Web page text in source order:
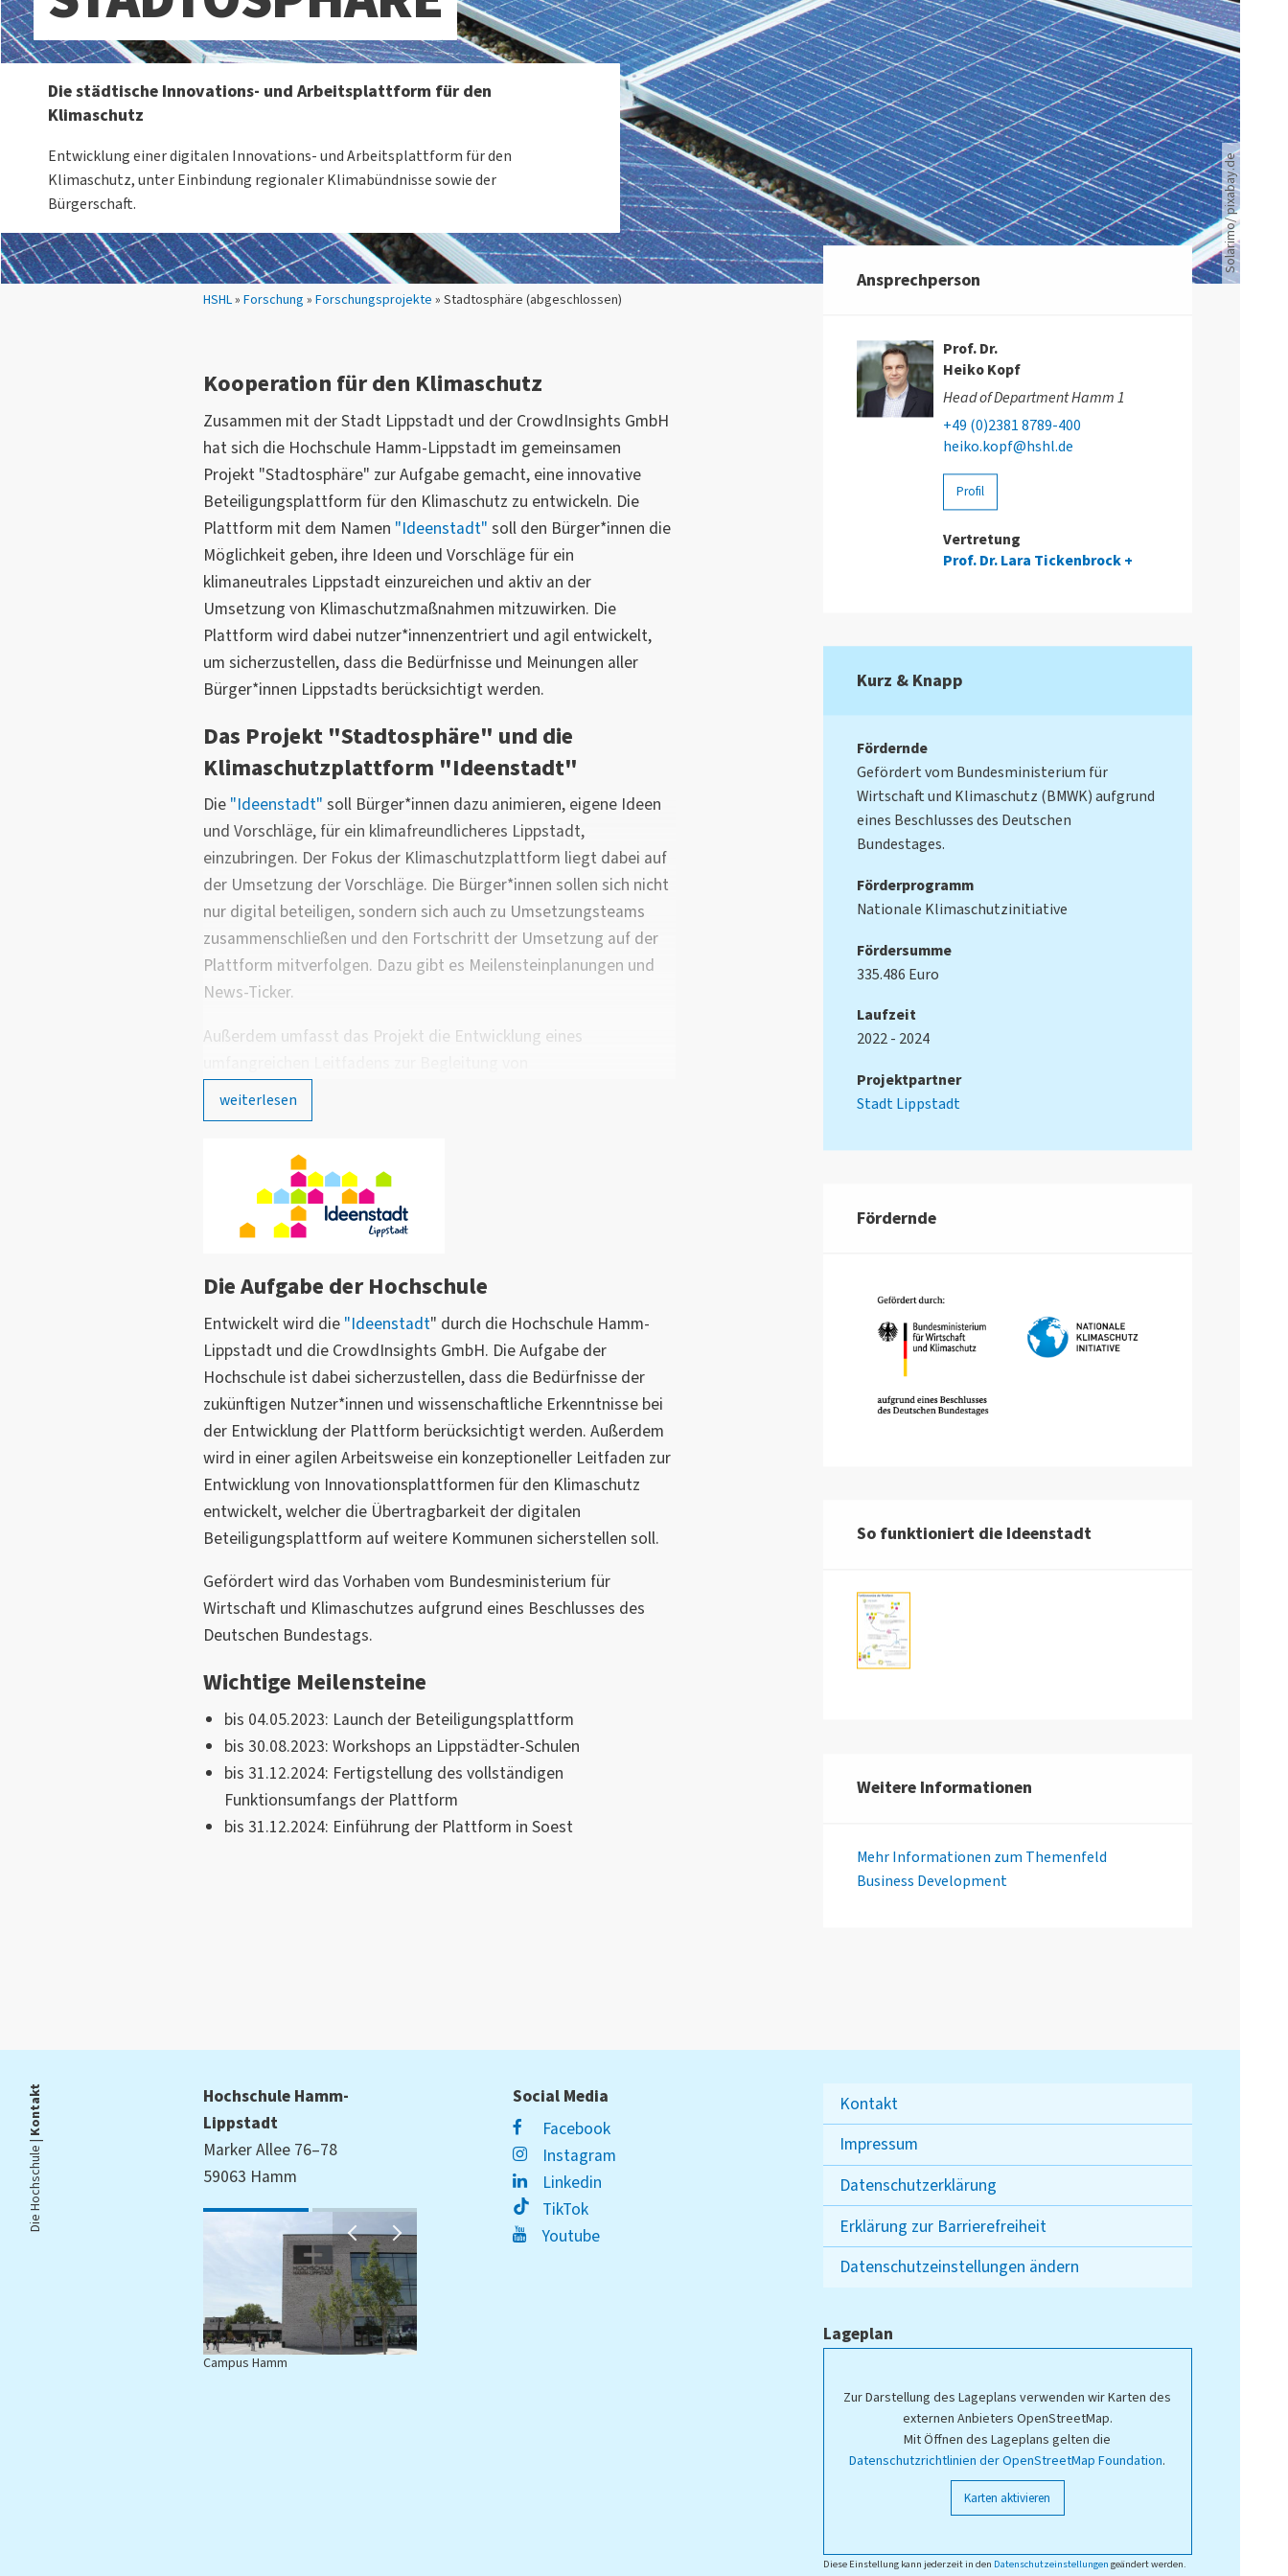
Sie sind hier:
HSHL» Forschung » Forschungsprojekte » Stadtosphäre (abgeschlossen)
Solarzellen
Solarimo/ pixabay.de
Die städtische Innovations- und Arbeitsplattform für den
Klimaschutz
Entwicklung einer digitalen Innovations- und Arbeitsplattform für den
Klimaschutz, unter Einbindung regionaler Klimabündnisse sowie der
Bürgerschaft.
Kooperation für den Klimaschutz
Zusammen mit der Stadt Lippstadt und der CrowdInsights GmbH
hat sich die Hochschule Hamm-Lippstadt im gemeinsamen
Projekt "Stadtosphäre" zur Aufgabe gemacht, eine innovative
Beteiligungsplattform für den Klimaschutz zu entwickeln. Die
Plattform mit dem Namen "Ideenstadt" soll den Bürger*innen die
Möglichkeit geben, ihre Ideen und Vorschläge für ein
klimaneutrales Lippstadt einzureichen und aktiv an der
Umsetzung von Klimaschutzmaßnahmen mitzuwirken. Die
Plattform wird dabei nutzer*innenzentriert und agil entwickelt,
um sicherzustellen, dass die Bedürfnisse und Meinungen aller
Bürger*innen Lippstadts berücksichtigt werden.
Das Projekt "Stadtosphäre" und die
Klimaschutzplattform "Ideenstadt"
Die "Ideenstadt" soll Bürger*innen dazu animieren, eigene Ideen
und Vorschläge, für ein klimafreundlicheres Lippstadt,
einzubringen. Der Fokus der Klimaschutzplattform liegt dabei auf
der Umsetzung der Vorschläge. Die Bürger*innen sollen sich nicht
nur digital beteiligen, sondern sich auch zu Umsetzungsteams
zusammenschließen und den Fortschritt der Umsetzung auf der
Plattform mitverfolgen. Dazu gibt es Meilensteinplanungen und
News-Ticker.
Außerdem umfasst das Projekt die Entwicklung eines
Klimaschutzprojekten. Dieser enthält Vorlagen zu deren
Konzeptionierung sowie einen Methodenbaukasten für Workshops
dieser Maßnahmen. Darüber hinaus wird das Team kritische
Stellen und Prozesse innerhalb der Lippstädter Politik und
Verwaltung identifizieren, um eine erfolgreiche Umsetzung der
Der Open Innovation-Ansatz von Henry William Chesbrough bietet
die Möglichkeit, Bürger*innen in den Innovationsprozess einer
Kommune einzubinden. Indem die"Ideenstadt"auf den Open
Innovation-Ansatz und das Crowdsourcing zurückgreift,
ermöglicht sie es den Bürger*innen, aktiv an den
Innovationsprozessen ihrer Stadt teilzunehmen und ihre Ideen
und Meinungen einzubringen.
Durch die Öffnung der Innovationsprozesse für Außenstehende
und die Einbindung der kollektiven Intelligenz der Bürger*innen
soll die Plattform dazu beitragen, die Innovationsprozesse
innerhalb der Kommune zu verbessern und somit den steigenden
Innovationsdruck, der unter anderem durch das Ziel der
Klimaneutralität ausgeübt wird, zu bewältigen.
Zusätzlich soll die Plattform dazu beitragen, dass sich die
aktiver an ihrer Gestaltung und Veränderung beteiligen. Dadurch
soll die Plattform auch dazu beitragen, die Zufriedenheit der
Bürger*innen mit ihrer Stadt zu erhöhen und das Vertrauen in die
städtischen Institutionen zu stärken.
weiterlesen
Die Aufgabe der Hochschule
Entwickelt wird die "Ideenstadt" durch die Hochschule Hamm-
Lippstadt und die CrowdInsights GmbH. Die Aufgabe der
Hochschule ist dabei sicherzustellen, dass die Bedürfnisse der
zukünftigen Nutzer*innen und wissenschaftliche Erkenntnisse bei
der Entwicklung der Plattform berücksichtigt werden. Außerdem
wird in einer agilen Arbeitsweise ein konzeptioneller Leitfaden zur
Entwicklung von Innovationsplattformen für den Klimaschutz
entwickelt, welcher die Übertragbarkeit der digitalen
Beteiligungsplattform auf weitere Kommunen sicherstellen soll.
Gefördert wird das Vorhaben vom Bundesministerium für
Wirtschaft und Klimaschutzes aufgrund eines Beschlusses des
Deutschen Bundestags.
Wichtige Meilensteine
bis 04.05.2023: Launch der Beteiligungsplattform
bis 30.08.2023: Workshops an Lippstädter-Schulen
bis 31.12.2024: Fertigstellung des vollständigen
Funktionsumfangs der Plattform
bis 31.12.2024: Einführung der Plattform in Soest
Ansprechperson
Prof. Dr.
Heiko Kopf
Head of Department Hamm 1
+49 (0)2381 8789-400
heiko.kopf@hshl.de
Profil
Vertretung
Prof. Dr. Lara Tickenbrock
Kurz & Knapp
Fördernde
Gefördert vom Bundesministerium für
Wirtschaft und Klimaschutz (BMWK) aufgrund
eines Beschlusses des Deutschen
Bundestages.
Förderprogramm
Nationale Klimaschutzinitiative
Fördersumme
335.486 Euro
Laufzeit
2022 - 2024
Projektpartner
Stadt Lippstadt
Fördernde
So funktioniert die Ideenstadt
Weitere Informationen
Mehr Informationen zum Themenfeld
Business Development
Die Hochschule |
Kontakt
Hochschule Hamm-
Lippstadt
Marker Allee 76–78
59063 Hamm
Campus Hamm
Social Media
Facebook
Instagram
Linkedin
TikTok
Youtube
Kontakt
Impressum
Datenschutzerklärung
Erklärung zur Barrierefreiheit
Datenschutzeinstellungen ändern
Lageplan
Zur Darstellung des Lageplans verwenden wir Karten des
externen Anbieters OpenStreetMap.
Mit Öffnen des Lageplans gelten die
Datenschutzrichtlinien der OpenStreetMap Foundation.
Karten aktivieren
Diese Einstellung kann jederzeit in den Datenschutzeinstellungen geändert werden.